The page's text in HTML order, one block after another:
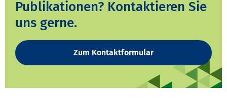
Publikationen? Kontaktieren Sie
uns gerne.
Zum Kontaktformular